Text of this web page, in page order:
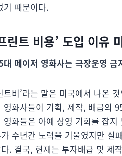
기 때문이다.
린트 비용’ 도입 이유
대 메이저 영화사는 극장운영 금
트비’라는 말은 미국에서 나온
영화사들이 기획, 제작, 배급의
영화들은 아예 상영 기회를 잡
수년간 노력을 기울였지만 실
. 결국, 현재는 투자배급 및 제